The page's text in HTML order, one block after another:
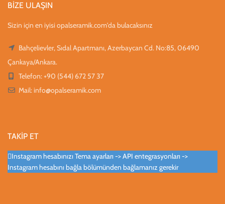
BİZE ULAŞIN
Sizin için en iyisi opalseramik.com'da bulacaksınız
Bahçelievler, Sıdal Apartmanı, Azerbaycan Cd. No:85, 06490
Çankaya/Ankara.
Telefon: +90 (544) 672 57 37
Mail: info@opalseramik.com
TAKİP ET
Instagram hesabınızı Tema ayarları -> API entegrasyonları ->
Instagram hesabını bağla bölümünden bağlamanız gerekir